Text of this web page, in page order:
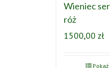
Wieniec
róż
1500,00 zł